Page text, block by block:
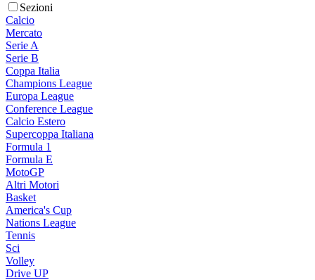
Sezioni
Calcio
Mercato
Serie A
Serie B
Coppa Italia
Champions League
Europa League
Conference League
Calcio Estero
Supercoppa Italiana
Formula 1
Formula E
MotoGP
Altri Motori
Basket
America's Cup
Nations League
Tennis
Sci
Volley
Drive UP